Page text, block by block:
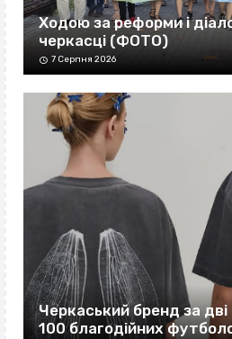
Ходою за реформи і
черкасці (ФОТО)
7 Серпня 2026
Черкаський бренд за
100 благодійних